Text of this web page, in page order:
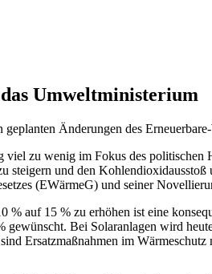
Umweltministerium
Änderungen des
zu wenig im Fokus des
und den
(EWärmeG) und seiner
auf 15 % zu erhöhen ist eine
Bei Solaranlagen wird
Ersatzmaßnahmen im